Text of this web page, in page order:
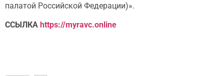
палатой Российской Федерации)».
ССЫЛКА https://myravc.online